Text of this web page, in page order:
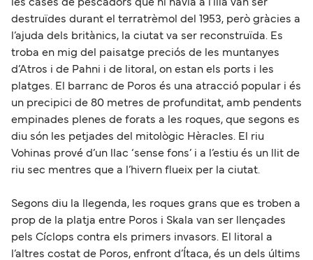
les cases de pescadors que hi havia a l’illa van ser
destruïdes durant el terratrèmol del 1953, però gràcies a
l’ajuda dels britànics, la ciutat va ser reconstruïda. Es
troba en mig del paisatge preciós de les muntanyes
d’Atros i de Pahni i de litoral, on estan els ports i les
platges. El barranc de Poros és una atracció popular i és
un precipici de 80 metres de profunditat, amb pendents
empinades plenes de forats a les roques, que segons es
diu són les petjades del mitològic Hèracles. El riu
Vohinas prové d’un llac ‘sense fons’ i a l’estiu és un llit de
riu sec mentres que a l’hivern flueix per la ciutat.
Segons diu la llegenda, les roques grans que es troben a
prop de la platja entre Poros i Skala van ser llençades
pels Cíclops contra els primers invasors. El litoral a
l’altres costat de Poros, enfront d’Ítaca, és un dels últims